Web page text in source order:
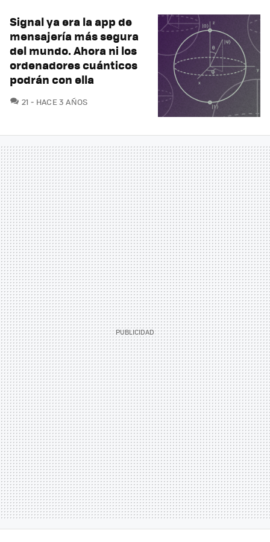
Signal ya era la app de
mensajería más segura
del mundo. Ahora ni los
ordenadores cuánticos
podrán con ella
21 COMENTARIOS
HACE 3 AÑOS